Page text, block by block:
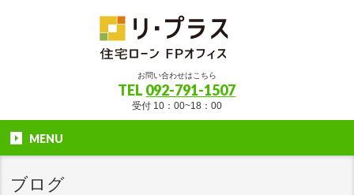
お問い合わせはこちら
TEL 092-791-1507
受付 10：00~18：00
MENU
ブログ